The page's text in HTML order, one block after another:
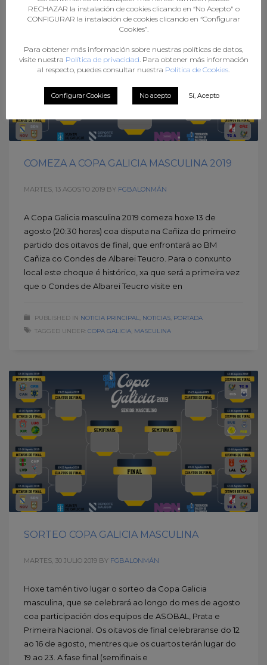
COMEZA A COPA GALICIA MASCULINA 2019
MARTES, 13 AGOSTO 2019 BY FGBALONMÁN
A Copa Galicia masculina 2019 comeza hoxe 13 de
agosto (20:30 horas) coa disputa na Cañiza do primeiro
partido dos oitavos de final, que enfrontará ao BM
Cañiza co Condes de Albarei Teucro. Para o conxunto
local este choque é histórico, xa que será a primeira vez
que o Condes de Albarei Teucro visite en
PUBLISHED IN NOTICIA PRINCIPAL NOTICIAS PORTADA
TAGGED UNDER: COPA GALICIA MASCULINA
SORTEO COPA GALICIA MASCULINA
MARTES, 30 JULIO 2019 BY FGBALONMÁN
Hoxe tamén tivo lugar o sorteo da Copa Galicia
masculina, que se celebrará ao longo do mes de agosto
coa participación dos equipos de ASOBAL, Prata e
Primeira Nacional. Os oitavos de final celebraranse do 12
ao 16 de agosto, mentres que os cuartos terán lugar do
19 ao 23. A fase final (semifinais e
RECHAZAR la instalación de cookies clicando en “No Acepto" o
CONFIGURAR la instalación de cookies clicando en “Configurar
Cookies”.
Para obtener más información sobre nuestras políticas de datos,
visite nuestra Política de privacidad . Para obtener más información
al respecto, puedes consultar nuestra Política de Cookies
Configurar Cookies No acepto Sí, Acepto